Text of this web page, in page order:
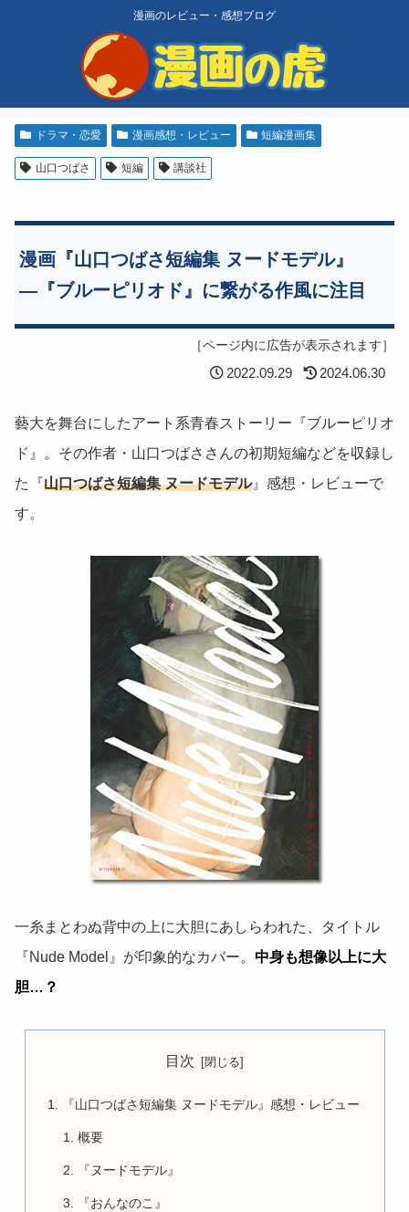
漫画のレビュー・感想ブログ
ドラマ・恋愛 漫画感想・レビュー 短編漫画集
山口つばさ 短編 講談社
漫画『山口つばさ短編集 ヌードモデル』
―『ブルーピリオド』に繋がる作風に注目
［ページ内に広告が表示されます］
2022.09.29 2024.06.30
藝大を舞台にしたアート系青春ストーリー『ブルーピリオ
ド』。その作者・山口つばささんの初期短編などを収録し
た『山口つばさ短編集 ヌードモデル』感想・レビューで
す。
一糸まとわぬ背中の上に大胆にあしらわれた、タイトル
『Nude Model』が印象的なカバー。 中身も想像以上に大
胆…？
目次
『山口つばさ短編集 ヌードモデル』感想・レビュー
概要
『ヌードモデル』
『おんなのこ』